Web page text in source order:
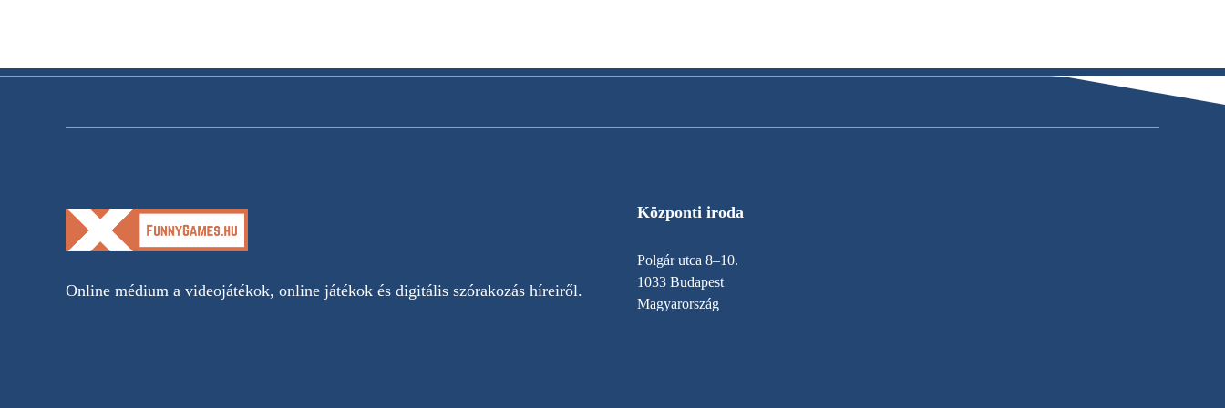
Online médium a videojátékok, online játékok és digitális szórakozás híreiről.
Központi iroda
Polgár utca 8–10.
1033 Budapest
Magyarország